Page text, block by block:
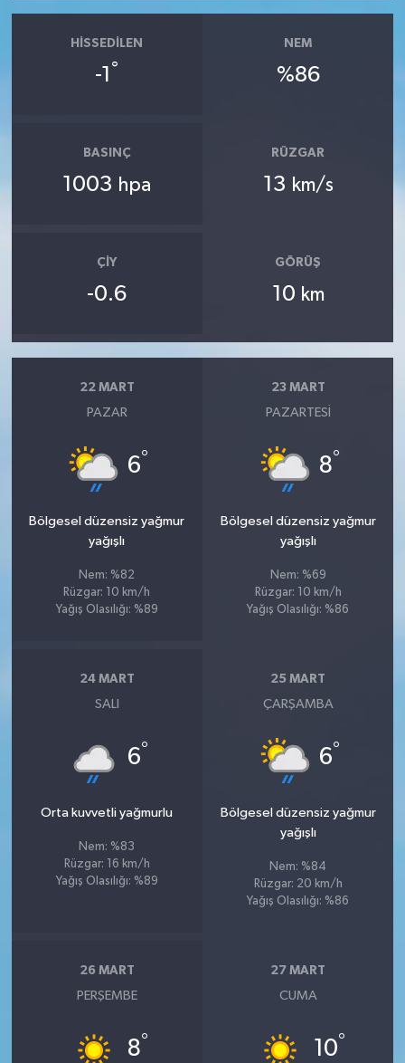
HISSEDILEN
-1 °
NEM
%86
BASINÇ
1003 hpa
RÜZGAR
13 km/s
ÇIY
-0.6
GÖRÜŞ
10 km
22 MART
PAZAR
6°
Bölgesel düzensiz yağmur
yağışlı
Nem: %82
Rüzgar: 10 km/h
Yağış Olasılığı: %89
23 MART
PAZARTESI
8°
Bölgesel düzensiz yağmur
yağışlı
Nem: %69
Rüzgar: 10 km/h
Yağış Olasılığı: %86
24 MART
SALI
6°
Orta kuvvetli yağmurlu
Nem: %83
Rüzgar: 16 km/h
Yağış Olasılığı: %89
25 MART
ÇARŞAMBA
6°
Bölgesel düzensiz yağmur
yağışlı
Nem: %84
Rüzgar: 20 km/h
Yağış Olasılığı: %86
26 MART
PERŞEMBE
8°
27 MART
CUMA
10°